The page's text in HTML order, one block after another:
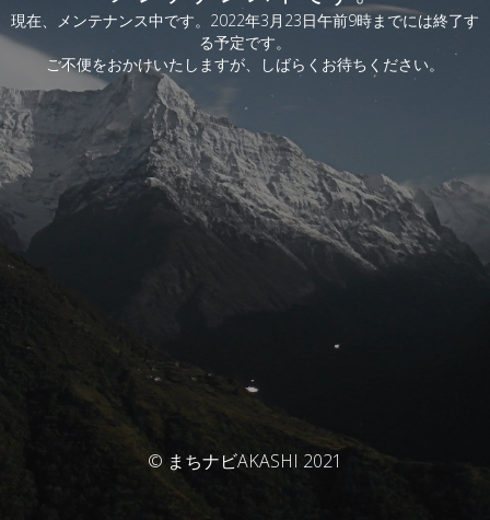
現在、メンテナンス中です。2022年3月23日午前9時までには終了す
る予定です。
ご不便をおかけいたしますが、しばらくお待ちください。
© まちナビAKASHI 2021